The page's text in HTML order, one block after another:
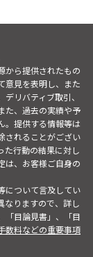
から提供されたもの
意見を表明し、また
リバティブ取引、
た、過去の実績や予
。提供する情報等は
されることがござい
た行動の結果に対し
は、お客様ご自身の
について言及してい
なりますので、詳し
「目論見書」、「目
数料などの重要事項